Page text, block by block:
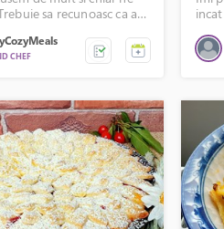
sa recunoasc ca am
e ok, uneori mai
facem si poftele.
CHEF